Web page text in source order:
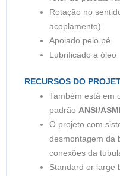
Rotação no
acoplamento)
Apoiado pelo pé
Lubrificado a óleo
RECURSOS DO
Também está em
padrão ANSI/
O projeto com
desmontagem da
conexões da
Standard or large